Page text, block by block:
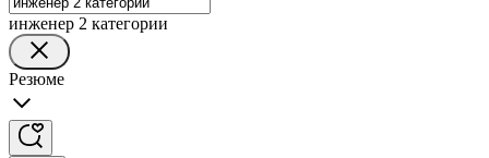
инженер 2 категории
Резюме